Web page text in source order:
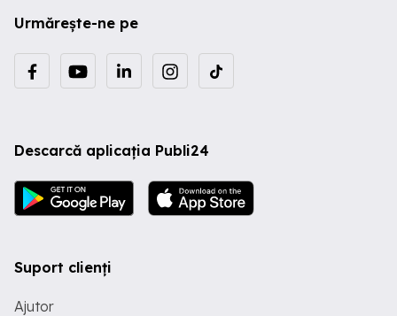
Urmărește-ne pe
Descarcă aplicația Publi24
Suport clienți
Ajutor